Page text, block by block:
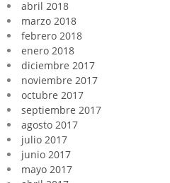
abril 2018
marzo 2018
febrero 2018
enero 2018
diciembre 2017
noviembre 2017
octubre 2017
septiembre 2017
agosto 2017
julio 2017
junio 2017
mayo 2017